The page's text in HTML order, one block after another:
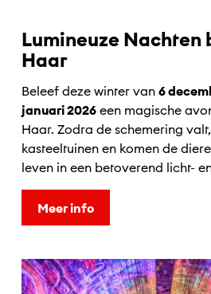
Lumineuze Nachten
Haar
Beleef deze winter van 6
januari 2026 een magische
Haar. Zodra de schemering
kasteeltuinen en komen de
leven in een betoverend licht-
Meer info